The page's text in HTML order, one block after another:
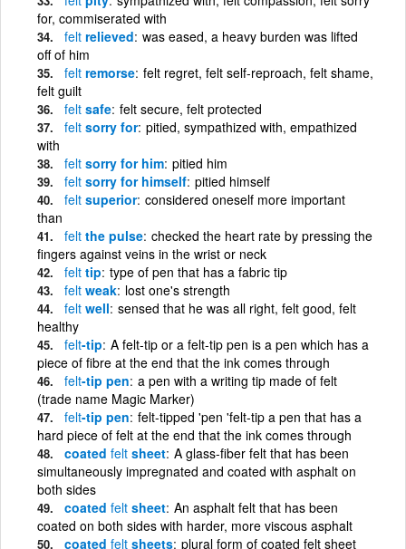
for, commiserated with
felt relieved was eased, a heavy burden was lifted
off of him
felt remorse felt regret, felt self-reproach, felt shame,
felt guilt
felt safe felt secure, felt protected
felt sorry for pitied, sympathized with, empathized
with
felt sorry for him pitied him
felt sorry for himself pitied himself
felt superior considered oneself more important
than
felt the pulse checked the heart rate by pressing the
fingers against veins in the wrist or neck
felt tip type of pen that has a fabric tip
felt weak lost one's strength
felt well sensed that he was all right, felt good, felt
healthy
felt-tip A felt-tip or a felt-tip pen is a pen which has a
piece of fibre at the end that the ink comes through
felt-tip pen a pen with a writing tip made of felt
(trade name Magic Marker)
felt-tip pen felt-tipped 'pen 'felt-tip a pen that has a
hard piece of felt at the end that the ink comes through
coated felt sheet A glass-fiber felt that has been
simultaneously impregnated and coated with asphalt on
both sides
coated felt sheet An asphalt felt that has been
coated on both sides with harder, more viscous asphalt
coated felt sheets plural form of coated felt sheet